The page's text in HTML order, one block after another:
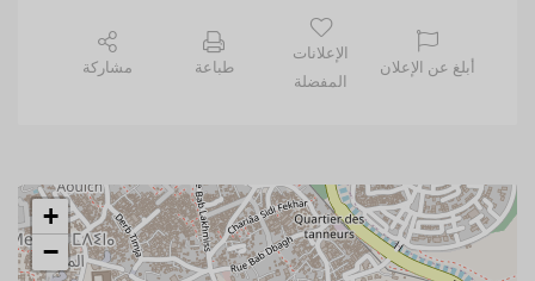
مشاركة طباعة
الإعلانات
المفضلة
أبلغ عن الإعلان
+
−